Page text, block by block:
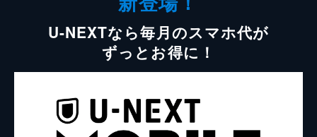
U-NEXTなら毎月のスマホ代が
ずっとお得に！